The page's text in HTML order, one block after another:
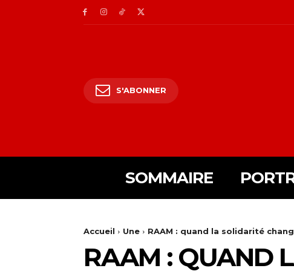
S'ABONNER
SOMMAIRE
Accueil Une RAAM : quand la solidarité
RAAM : QUAND